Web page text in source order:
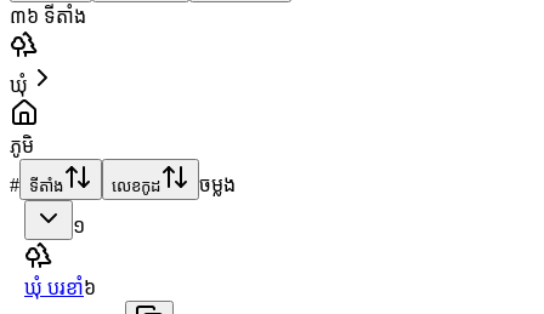
៣៦ ទីតាំង
ឃុំ
ភូមិ
# ទីតាំង លេខកូដ
ចម្លង
១
ឃុំ បរខាំ៦